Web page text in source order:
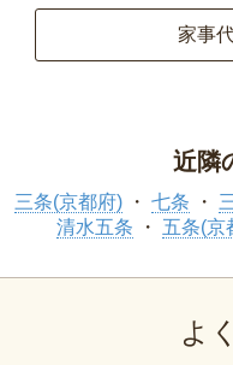
家事
近隣
三条(京都府) 七条
清水五条
五条(京
よ